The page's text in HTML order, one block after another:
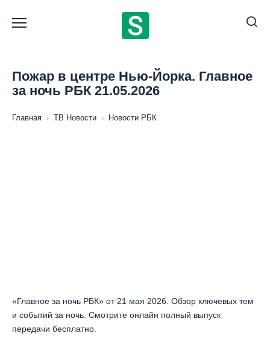
содержанию
Пожар в центре Нью-Йорка. Главное
за ночь РБК 21.05.2026
Главная › ТВ Новости › Новости РБК
«Главное за ночь РБК» от 21 мая 2026. Обзор ключевых тем
и событий за ночь. Смотрите онлайн полный выпуск
передачи бесплатно.